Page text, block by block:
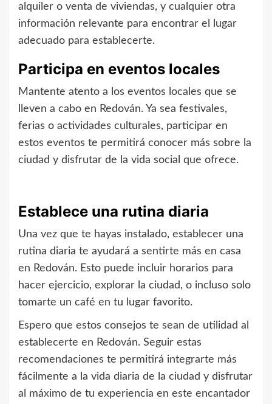
alquiler o venta de viviendas, y cualquier otra
información relevante para encontrar el lugar
adecuado para establecerte.
Participa en eventos locales
Mantente atento a los eventos locales que se
lleven a cabo en Redován. Ya sea festivales,
ferias o actividades culturales, participar en
estos eventos te permitirá conocer más sobre la
ciudad y disfrutar de la vida social que ofrece.
Establece una rutina diaria
Una vez que te hayas instalado, establecer una
rutina diaria te ayudará a sentirte más en casa
en Redován. Esto puede incluir horarios para
hacer ejercicio, explorar la ciudad, o incluso solo
tomarte un café en tu lugar favorito.
Espero que estos consejos te sean de utilidad al
establecerte en Redován. Seguir estas
recomendaciones te permitirá integrarte más
fácilmente a la vida diaria de la ciudad y disfrutar
al máximo de tu experiencia en este encantador